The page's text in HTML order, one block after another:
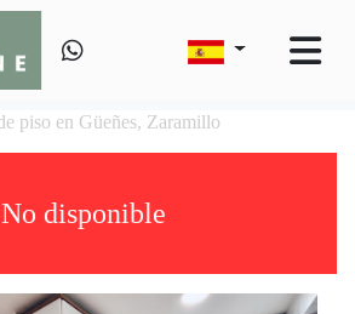
piso en Güeñes, Zaramillo
No disponible